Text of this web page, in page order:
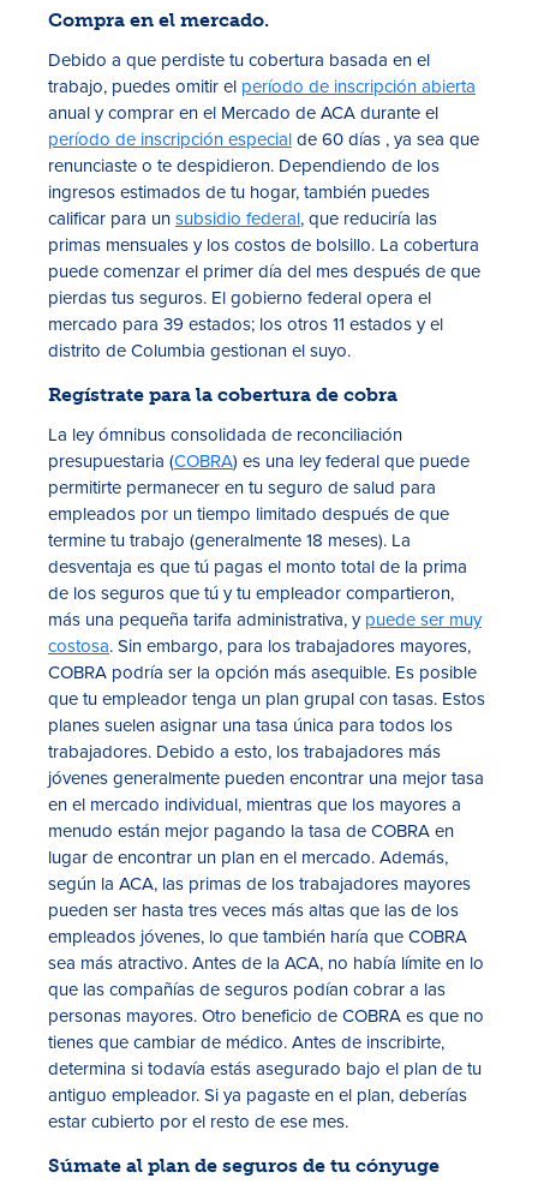
Compra en el mercado.
Debido a que perdiste tu cobertura basada en el
trabajo, puedes omitir el período de inscripción abierta
anual y comprar en el Mercado de ACA durante el
período de inscripción especialde 60 días , ya sea que
renunciaste o te despidieron. Dependiendo de los
ingresos estimados de tu hogar, también puedes
calificar para unsubsidio federal, que reduciría las
primas mensuales y los costos de bolsillo. La cobertura
puede comenzar el primer día del mes después de que
pierdas tus seguros. El gobierno federal opera el
mercado para 39 estados; los otros 11 estados y el
distrito de Columbia gestionan el suyo.
Regístrate para la cobertura de cobra
La ley ómnibus consolidada de reconciliación
presupuestaria (COBRA) es una ley federal que puede
permitirte permanecer en tu seguro de salud para
empleados por un tiempo limitado después de que
termine tu trabajo (generalmente 18 meses). La
desventaja es que tú pagas el monto total de la prima
de los seguros que tú y tu empleador compartieron,
más una pequeña tarifa administrativa, ypuede ser muy
costosa. Sin embargo, para los trabajadores mayores,
COBRA podría ser la opción más asequible. Es posible
que tu empleador tenga un plan grupal con tasas. Estos
planes suelen asignar una tasa única para todos los
trabajadores. Debido a esto, los trabajadores más
jóvenes generalmente pueden encontrar una mejor tasa
en el mercado individual, mientras que los mayores a
menudo están mejor pagando la tasa de COBRA en
lugar de encontrar un plan en el mercado. Además,
según la ACA, las primas de los trabajadores mayores
pueden ser hasta tres veces más altas que las de los
empleados jóvenes, lo que también haría que COBRA
sea más atractivo. Antes de la ACA, no había límite en lo
que las compañías de seguros podían cobrar a las
personas mayores. Otro beneficio de COBRA es que no
tienes que cambiar de médico. Antes de inscribirte,
determina si todavía estás asegurado bajo el plan de tu
antiguo empleador. Si ya pagaste en el plan, deberías
estar cubierto por el resto de ese mes.
Súmate al plan de seguros de tu cónyuge